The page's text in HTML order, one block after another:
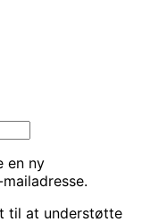
en ny
til at understøtte